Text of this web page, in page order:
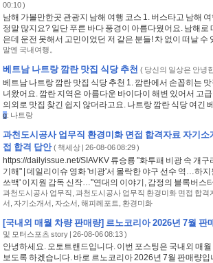
00:10 )
남해 가볼만한곳 관광지 남해 여행 코스 1. 버스타고 남해
정말 많지요? 일단 푸른 바다 풍경이 아름다웠어요. 남해로
은데 운전 못해서 고민이었던 저 같은 분들! 차 없이 떠날 수
말엔 국내여행。
베트남 나트랑 깜란 맛집 식당 추천 ( 당신의 일상은 안녕
베트남 나트랑 깜란 맛집 식당 추천 1. 깜란에서 손꼽히는
녀왔어요. 깜란 지역은 아름다운 바이다이 해변 있어서 고
의외로 맛집 찾긴 쉽지 않더라고요. 나트랑 깜란 식당 여긴
g: 나트랑
과천도시공사 업무직 환경미화 면접 합격자료 자기소
접 합격 답안 ( 책세상| 26-08-06 08:29 )
https://dailyissue.net/SIAVKV 류승룡 "화투패 비광 속 개구
기해" | 데일리이슈 영화 '비광'서 몰락한 야구 선수 역…하지
쓰백' 이지원 감독 신작…"연대의 이야기, 감정의 블록버스
과천도시공사 업무직 과천도시공사 업무직 환경미화 면접 합격
서 자기소개서 자소서 해피레포트 환경미화
[국내외 매월 차량 판매량] 르노코리아 2026년 7월 판
및 모터스포츠 story| 26-08-06 08:13 )
안녕하세요. 오토트랜드입니다. 이번 포스팅은 국내외 매
보도록 하겠습니다. 바로 르노코리아 2026년 7월 판매량